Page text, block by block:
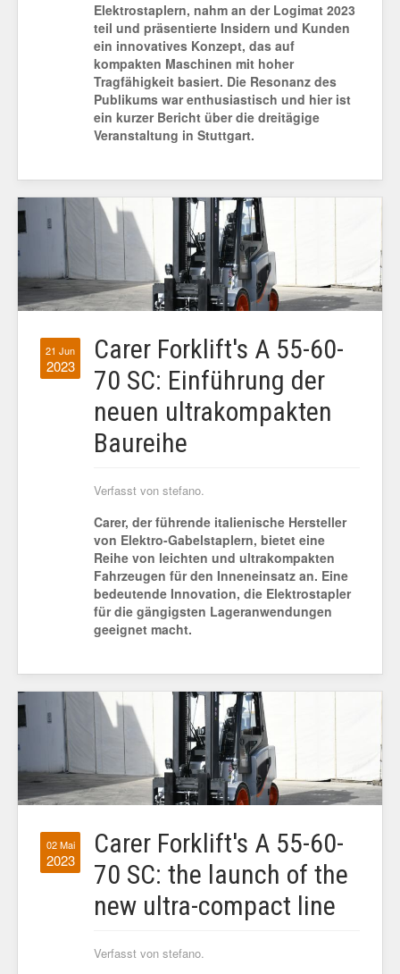
Elektrostaplern, nahm an der Logimat 2023
teil und präsentierte Insidern und Kunden
ein innovatives Konzept, das auf
kompakten Maschinen mit hoher
Tragfähigkeit basiert. Die Resonanz des
Publikums war enthusiastisch und hier ist
ein kurzer Bericht über die dreitägige
Veranstaltung in Stuttgart.
21 Jun
2023
Carer Forklift's A 55-60-
70 SC: Einführung der
neuen ultrakompakten
Baureihe
Verfasst von stefano.
Carer, der führende italienische Hersteller
von Elektro-Gabelstaplern, bietet eine
Reihe von leichten und ultrakompakten
Fahrzeugen für den Inneneinsatz an. Eine
bedeutende Innovation, die Elektrostapler
für die gängigsten Lageranwendungen
geeignet macht.
02 Mai
2023
Carer Forklift's A 55-60-
70 SC: the launch of the
new ultra-compact line
Verfasst von stefano.